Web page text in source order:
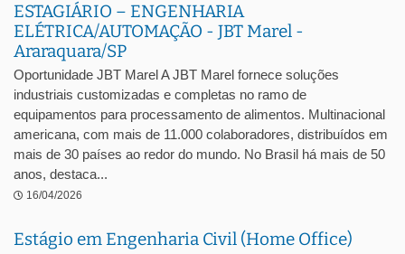
ESTAGIÁRIO – ENGENHARIA
ELÉTRICA/AUTOMAÇÃO - JBT Marel -
Araraquara/SP
Oportunidade JBT Marel A JBT Marel fornece soluções
industriais customizadas e completas no ramo de
equipamentos para processamento de alimentos. Multinacional
americana, com mais de 11.000 colaboradores, distribuídos em
mais de 30 países ao redor do mundo. No Brasil há mais de 50
anos, destaca...
16/04/2026
Estágio em Engenharia Civil (Home Office)